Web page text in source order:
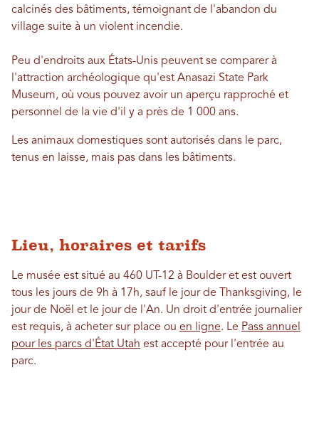
calcinés des bâtiments, témoignant de l'abandon du
village suite à un violent incendie.
Peu d'endroits aux États-Unis peuvent se comparer à
l'attraction archéologique qu'est Anasazi State Park
Museum, où vous pouvez avoir un aperçu rapproché et
personnel de la vie d'il y a près de 1 000 ans.
Les animaux domestiques sont autorisés dans le parc,
tenus en laisse, mais pas dans les bâtiments.
Lieu, horaires et tarifs
Le musée est situé au 460 UT-12 à Boulder et est ouvert
tous les jours de 9h à 17h, sauf le jour de Thanksgiving, le
jour de Noël et le jour de l'An. Un droit d'entrée journalier
est requis, à acheter sur place ou en ligne. Le Pass annuel
pour les parcs d'État Utah est accepté pour l'entrée au
parc.